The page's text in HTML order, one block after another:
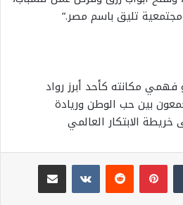
تليق باسم مصر.”
مكانته كأحد أبرز رواد
بين حب الوطن وريادة
الابتكار العالمي
بينتيريست
مشاركة عبر البريد